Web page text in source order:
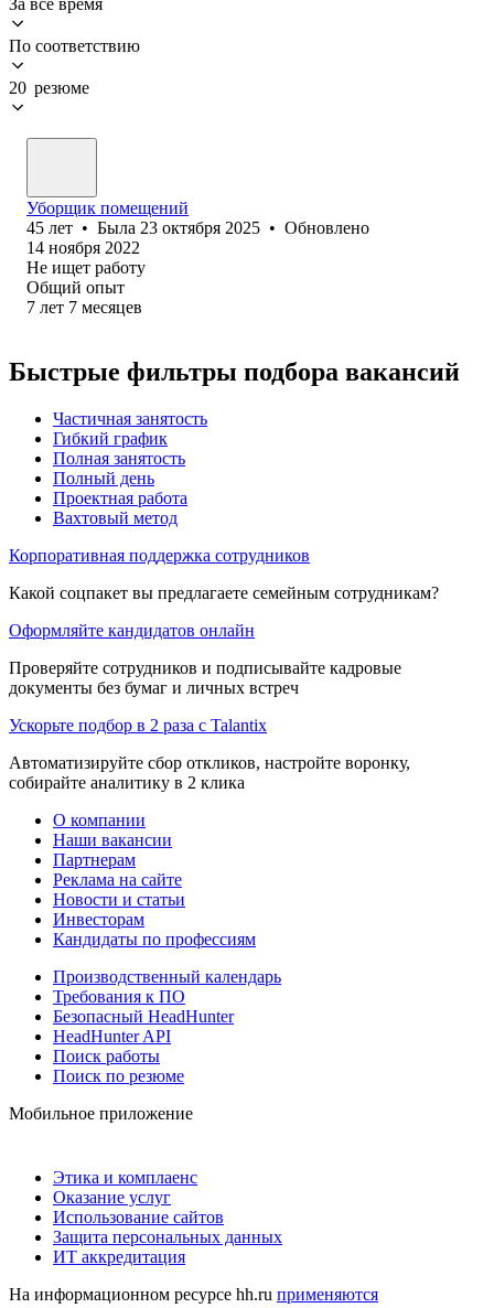
По соответствию
20 резюме
Уборщик помещений
45 лет • Была 23 октября 2025 • Обновлено
14 ноября 2022
Не ищет работу
Общий опыт
7 лет 7 месяцев
Быстрые фильтры подбора вакансий
Частичная занятость
Гибкий график
Полная занятость
Полный день
Проектная работа
Вахтовый метод
Корпоративная поддержка сотрудников
Какой соцпакет вы предлагаете семейным сотрудникам?
Оформляйте кандидатов онлайн
Проверяйте сотрудников и подписывайте кадровые
документы без бумаг и личных встреч
Ускорьте подбор в 2 раза с Talantix
Автоматизируйте сбор откликов, настройте воронку,
собирайте аналитику в 2 клика
О компании
Наши вакансии
Партнерам
Реклама на сайте
Новости и статьи
Инвесторам
Кандидаты по профессиям
Производственный календарь
Требования к ПО
Безопасный HeadHunter
HeadHunter API
Поиск работы
Поиск по резюме
Мобильное приложение
Этика и комплаенс
Оказание услуг
Использование сайтов
Защита персональных данных
ИТ аккредитация
На информационном ресурсе hh.ru применяются